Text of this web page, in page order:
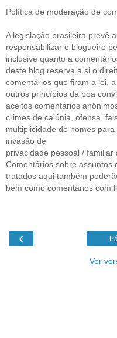
Política de moderação de
A legislação brasileira prevê
responsabilizar o blogueiro
inclusive quanto a
deste blog reserva a si o
comentários que firam a lei,
outros princípios da boa
aceitos comentários
crimes de calúnia, ofensa,
multiplicidade de nomes
invasão de
privacidade pessoal / familiar
Comentários sobre assuntos
tratados aqui também
bem como comentários com
‹
Ver